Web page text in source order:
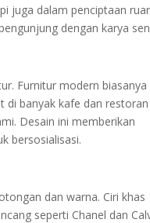
juga dalam penciptaan
dengan karya
Furnitur modern biasanya
di banyak kafe dan restoran
Desain ini memberikan
bersosialisasi.
dan warna. Ciri khas
seperti Chanel dan